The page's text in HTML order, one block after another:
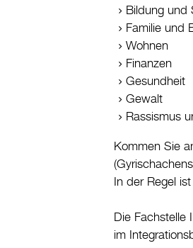
Bildung und
Familie und
Wohnen
Finanzen
Gesundheit
Gewalt
Rassismus
Kommen Sie
In der Regel
Die Fachstelle
im